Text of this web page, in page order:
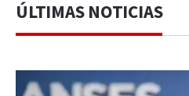
ÚLTIMAS NOTICIAS